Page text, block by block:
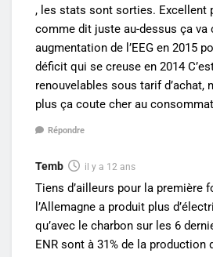
, les stats sont sorties. Excellent
comme dit juste au-dessus ça va
augmentation de l’EEG en 2015
déficit qui se creuse en 2014
renouvelables sous tarif d’achat,
plus ça coute cher au
Répondre
Temb il y a 12 ans
Tiens d’ailleurs pour la première
l’Allemagne a produit plus
qu’avec le charbon sur les 6
ENR sont à 31% de la production